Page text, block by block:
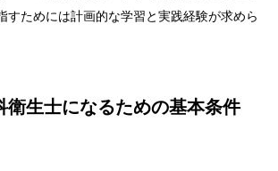
すためには計画的な学習と実践経験が求めら
衛生士になるための基本条件